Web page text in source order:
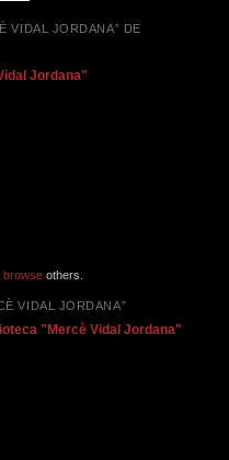
VIDAL JORDANA” DE
Jordana"
browse others.
VIDAL JORDANA”
"Mercè Vidal Jordana"